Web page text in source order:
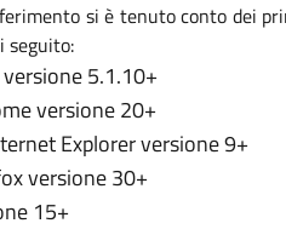
si è tenuto conto dei
seguito:
5.1.10+
versione 20+
Explorer versione 9+
versione 30+
15+